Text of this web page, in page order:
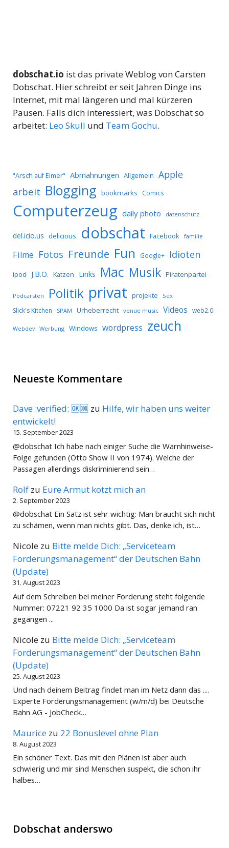
dobschat.io ist das private Weblog von Carsten
Dobschat. Hier schreibt er seit Jahren Dinge ins
Internet, mit mal längeren und mal kürzeren
Pausen. Falls dich interessiert, was Dobschat so
arbeitet: Leo Skull und Team Gochu.
"Arsch auf Eimer" Abmahnungen Allgemein Apple
arbeit Blogging bookmarks Comics
Computerzeug daily photo datenschutz
del.icio.us delicious dobschat Facebook familie
Filme Fotos Freunde Fun Google+ Idioten
ipod J.B.O. Katzen Links Mac Musik Piratenpartei
Podcarsten Politik privat projekte Sex
Slick's Kitchen SPAM Urheberrecht venue music Videos web2.0
Webdev Werbung Windows wordpress zeuch
Neueste Kommentare
Dave :verified: 🆗🆒 zu Hilfe, wir haben uns weiter
entwickelt!
15. September 2023
@dobschat Ich habe nach einiger Suche die Warnhinweise-
Folge gefunden (Otto Show II von 1974). Welche der
Passagen allerdings diskriminierend sein…
Rolf zu Eure Armut kotzt mich an
2. September 2023
@dobschat Ein Satz ist sehr wichtig: Man braucht sich nicht
zu schämen, wenn man nichts gibt. Das, denke ich, ist…
Nicole zu Bitte melde Dich: „Serviceteam
Forderungsmanagement“ der Deutschen Bahn
(Update)
31. August 2023
Auf dem Schreiben bei meiner Forderung steht folgende
Nummer: 07221 92 35 1000 Da ist sogar jemand ran
gegangen ...
Nicole zu Bitte melde Dich: „Serviceteam
Forderungsmanagement“ der Deutschen Bahn
(Update)
25. August 2023
Und nach deinem Beitrag findet man im Netz dann das ....
Experte Forderungsmanagement (w/m/d) bei Deutsche
Bahn AG - JobCheck…
Maurice zu 22 Bonuslevel ohne Plan
8. August 2023
Ein schöner Text. Das mit den Plänen ist aber auch
schwierig und mir sind Menschen suspekt, die schon ihr
halbes…
Dobschat anderswo